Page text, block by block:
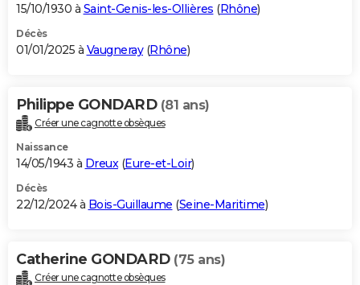
15/10/1930 à Saint-Genis-les-Ollières (Rhône)
Décès
01/01/2025 à Vaugneray(Rhône)
Philippe GONDARD (81 ans)
Créer une cagnotte obsèques
Naissance
14/05/1943 à Dreux(Eure-et-Loir)
Décès
22/12/2024 à Bois-Guillaume (Seine-Maritime)
Catherine GONDARD (75 ans)
Créer une cagnotte obsèques